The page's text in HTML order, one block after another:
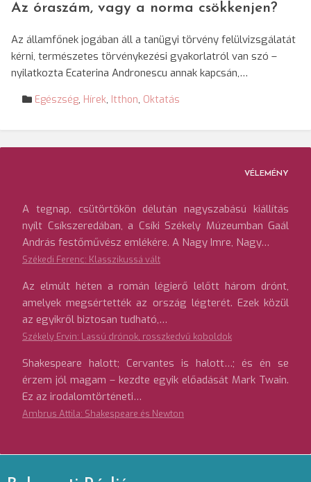
Az óraszám, vagy a norma csökkenjen?
Az államfőnek jogában áll a tanügyi törvény felülvizsgálatát
kérni, természetes törvénykezési gyakorlatról van szó –
nyilatkozta Ecaterina Andronescu annak kapcsán,…
Egészség, Hírek, Itthon, Oktatás
VÉLEMÉNY
A tegnap, csütörtökön délután nagyszabású kiállítás
nyílt Csíkszeredában, a Csíki Székely Múzeumban Gaál
András festőművész emlékére. A Nagy Imre, Nagy…
Székedi Ferenc: Klasszikussá vált
Az elmúlt héten a román légierő lelőtt három drónt,
amelyek megsértették az ország légterét. Ezek közül
az egyikről biztosan tudható,…
Székely Ervin: Lassú drónok, rosszkedvű koboldok
Shakespeare halott; Cervantes is halott…; és én se
érzem jól magam – kezdte egyik előadását Mark Twain.
Ez az irodalomtörténeti…
Ambrus Attila: Shakespeare és Newton